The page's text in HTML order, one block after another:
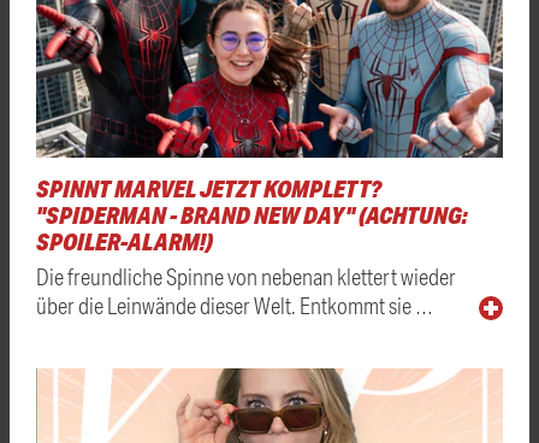
SPINNT MARVEL JETZT KOMPLETT?
"SPIDERMAN - BRAND NEW DAY" (ACHTUNG:
SPOILER-ALARM!)
Die freundliche Spinne von nebenan klettert wieder
über die Leinwände dieser Welt. Entkommt sie …